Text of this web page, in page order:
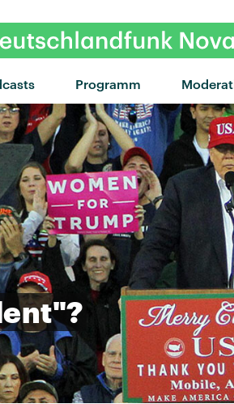
Programm
"Burning out" von The